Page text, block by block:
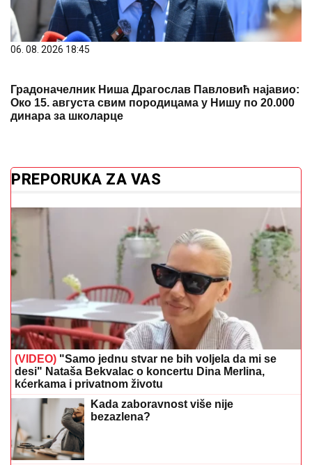
06. 08. 2026 18:45
Градоначелник Ниша Драгослав Павловић најавио:
Око 15. августа свим породицама у Нишу по 20.000
динара за школарце
PREPORUKA ZA VAS
(VIDEO) "Samo jednu stvar ne bih voljela da mi se
desi" Nataša Bekvalac o koncertu Dina Merlina,
kćerkama i privatnom životu
Kada zaboravnost više nije
bezazlena?